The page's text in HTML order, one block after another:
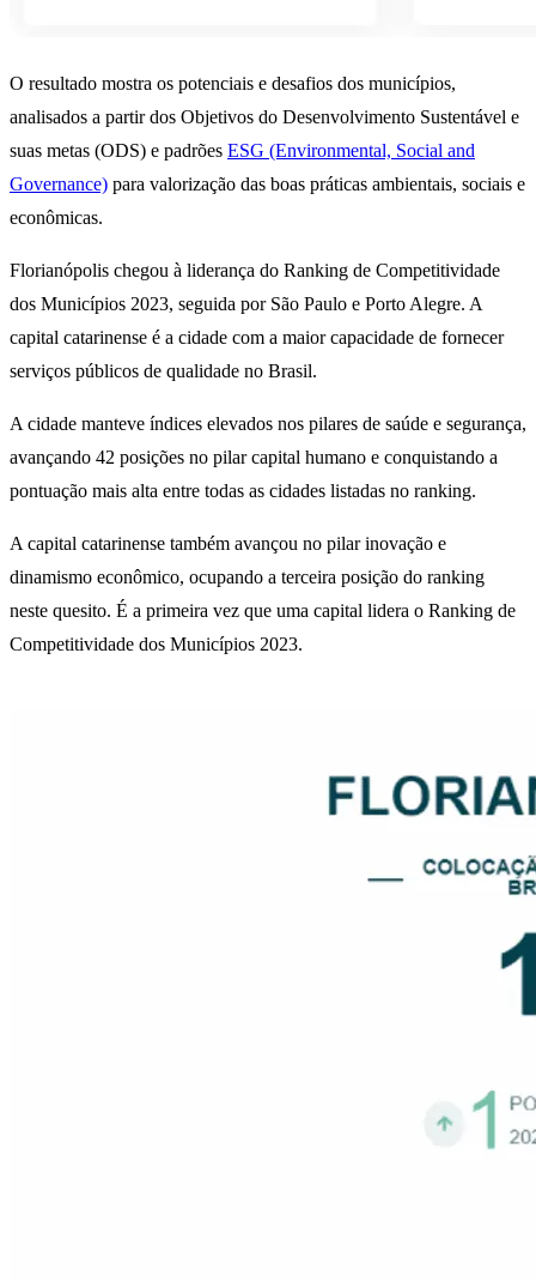
O resultado mostra os potenciais e desafios dos municípios,
analisados a partir dos Objetivos do Desenvolvimento Sustentável e
suas metas (ODS) e padrões ESG (Environmental, Social and
Governance) para valorização das boas práticas ambientais, sociais e
econômicas.
Florianópolis chegou à liderança do Ranking de Competitividade
dos Municípios 2023, seguida por São Paulo e Porto Alegre. A
capital catarinense é a cidade com a maior capacidade de fornecer
serviços públicos de qualidade no Brasil.
A cidade manteve índices elevados nos pilares de saúde e segurança,
avançando 42 posições no pilar capital humano e conquistando a
pontuação mais alta entre todas as cidades listadas no ranking.
A capital catarinense também avançou no pilar inovação e
dinamismo econômico, ocupando a terceira posição do ranking
neste quesito. É a primeira vez que uma capital lidera o Ranking de
Competitividade dos Municípios 2023.